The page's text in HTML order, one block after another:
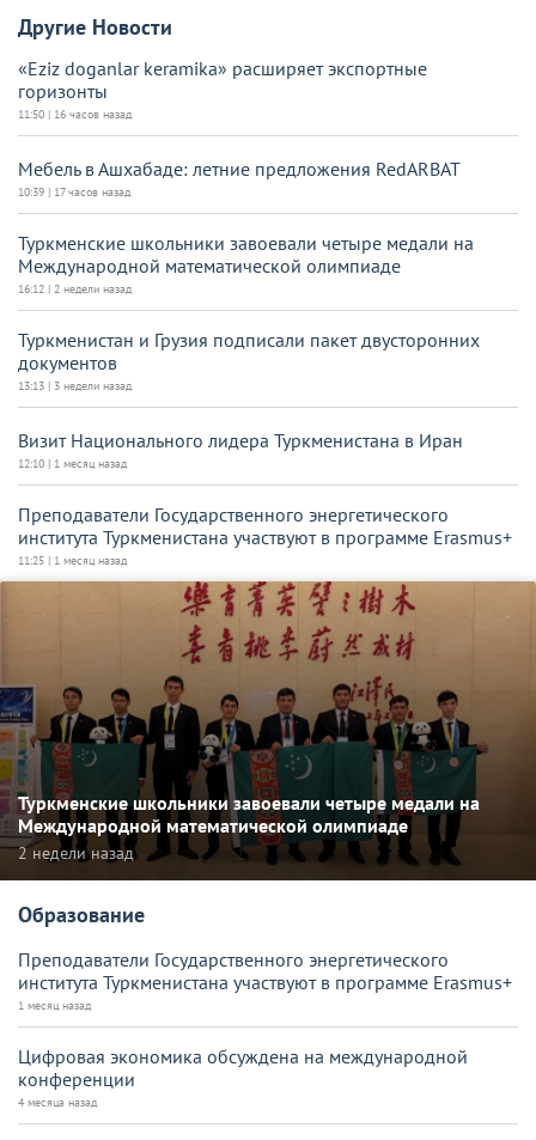
Другие Новости
«Eziz doganlar keramika» расширяет экспортные
горизонты
11:50 | 16 часов назад
Мебель в Ашхабаде: летние предложения RedARBAT
10:39 | 17 часов назад
Туркменские школьники завоевали четыре медали на
Международной математической олимпиаде
16:12 | 2 недели назад
Туркменистан и Грузия подписали пакет двусторонних
документов
13:13 | 3 недели назад
Визит Национального лидера Туркменистана в Иран
12:10 | 1 месяц назад
Преподаватели Государственного энергетического
института Туркменистана участвуют в программе Erasmus+
11:25 | 1 месяц назад
Туркменские школьники завоевали четыре медали на
Международной математической олимпиаде
2 недели назад
Образование
Преподаватели Государственного энергетического
института Туркменистана участвуют в программе Erasmus+
1 месяц назад
Цифровая экономика обсуждена на международной
конференции
4 месяца назад